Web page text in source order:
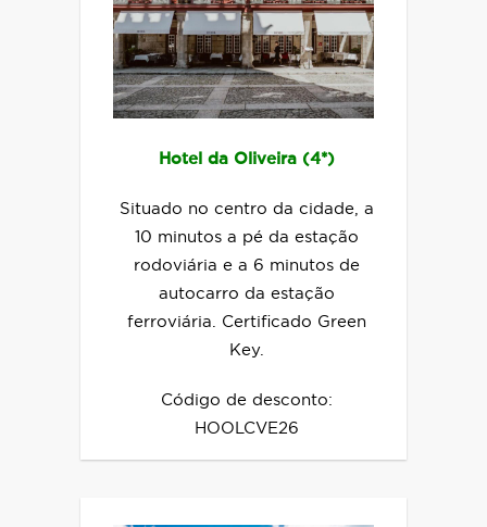
Hotel da Oliveira (4*)
Situado no centro da cidade, a
10 minutos a pé da estação
rodoviária e a 6 minutos de
autocarro da estação
ferroviária. Certificado Green
Key.
Código de desconto:
HOOLCVE26